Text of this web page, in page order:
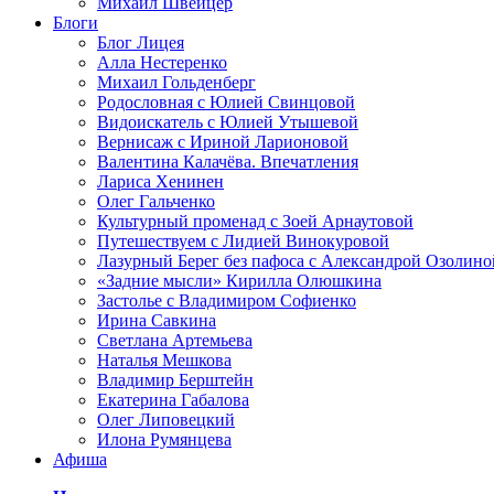
Блоги
Блог Лицея
Алла Нестеренко
Михаил Гольденберг
Родословная с Юлией Свинцовой
Видоискатель с Юлией Утышевой
Вернисаж с Ириной Ларионовой
Валентина Калачёва. Впечатления
Лариса Хенинен
Олег Гальченко
Культурный променад с Зоей Арнаутовой
Путешествуем с Лидией Винокуровой
Лазурный Берег без пафоса с Александрой
«Задние мысли» Кирилла Олюшкина
Застолье с Владимиром Софиенко
Ирина Савкина
Светлана Артемьева
Наталья Мешкова
Владимир Берштейн
Екатерина Габалова
Олег Липовецкий
Илона Румянцева
Афиша